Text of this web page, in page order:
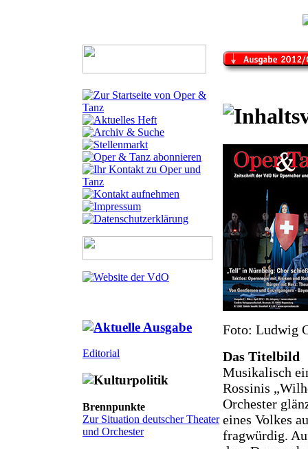
Editorial
Brennpunkte
Zur Situation deutscher Theater
und Orchester
Foto: Ludwig
Das Titelbild
Musikalisch
Rossinis
Orchester
eines Volkes
fragwürdig.